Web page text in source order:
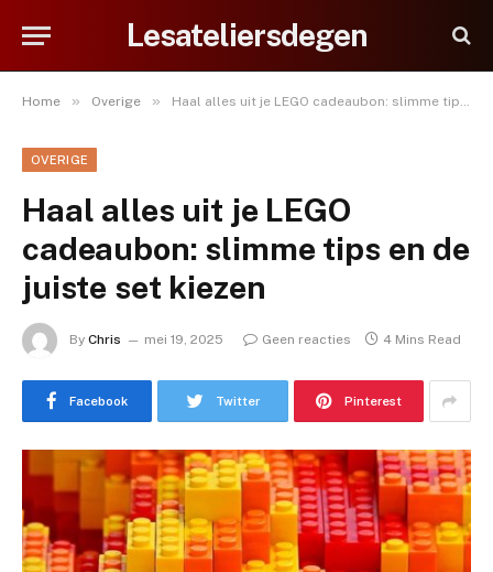
Lesateliersdegen
Home » Overige » Haal alles uit je LEGO cadeaubon: slimme tips en de juiste set kiezen
OVERIGE
Haal alles uit je LEGO
cadeaubon: slimme tips en de
juiste set kiezen
By Chris mei 19, 2025 Geen reacties 4 Mins Read
Facebook Twitter Pinterest